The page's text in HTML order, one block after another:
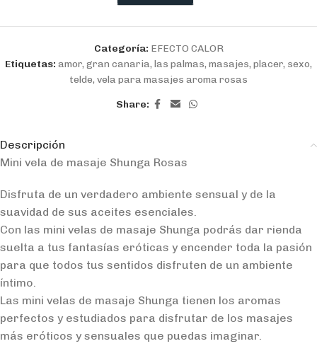
Categoría: EFECTO CALOR
Etiquetas: amor, gran canaria, las palmas, masajes, placer, sexo,
telde, vela para masajes aroma rosas
Share:
Descripción
Mini vela de masaje Shunga Rosas
Disfruta de un verdadero ambiente sensual y de la
suavidad de sus aceites esenciales.
Con las mini velas de masaje Shunga podrás dar rienda
suelta a tus fantasías eróticas y encender toda la pasión
para que todos tus sentidos disfruten de un ambiente
íntimo.
Las mini velas de masaje Shunga tienen los aromas
perfectos y estudiados para disfrutar de los masajes
más eróticos y sensuales que puedas imaginar.